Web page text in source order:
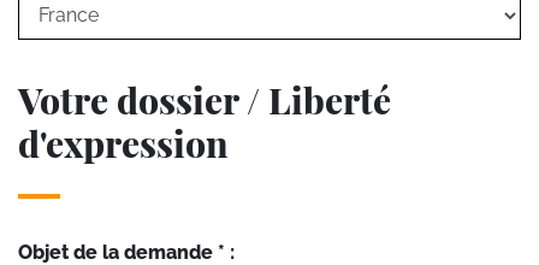
Votre dossier / Liberté
d'expression
Objet de la demande * :